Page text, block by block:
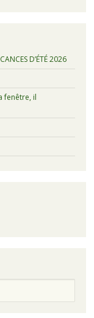
D’ÉTÉ 2026
fenêtre, il